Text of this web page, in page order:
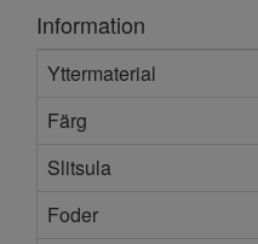
Information
Yttermaterial
Färg
Slitsula
Foder